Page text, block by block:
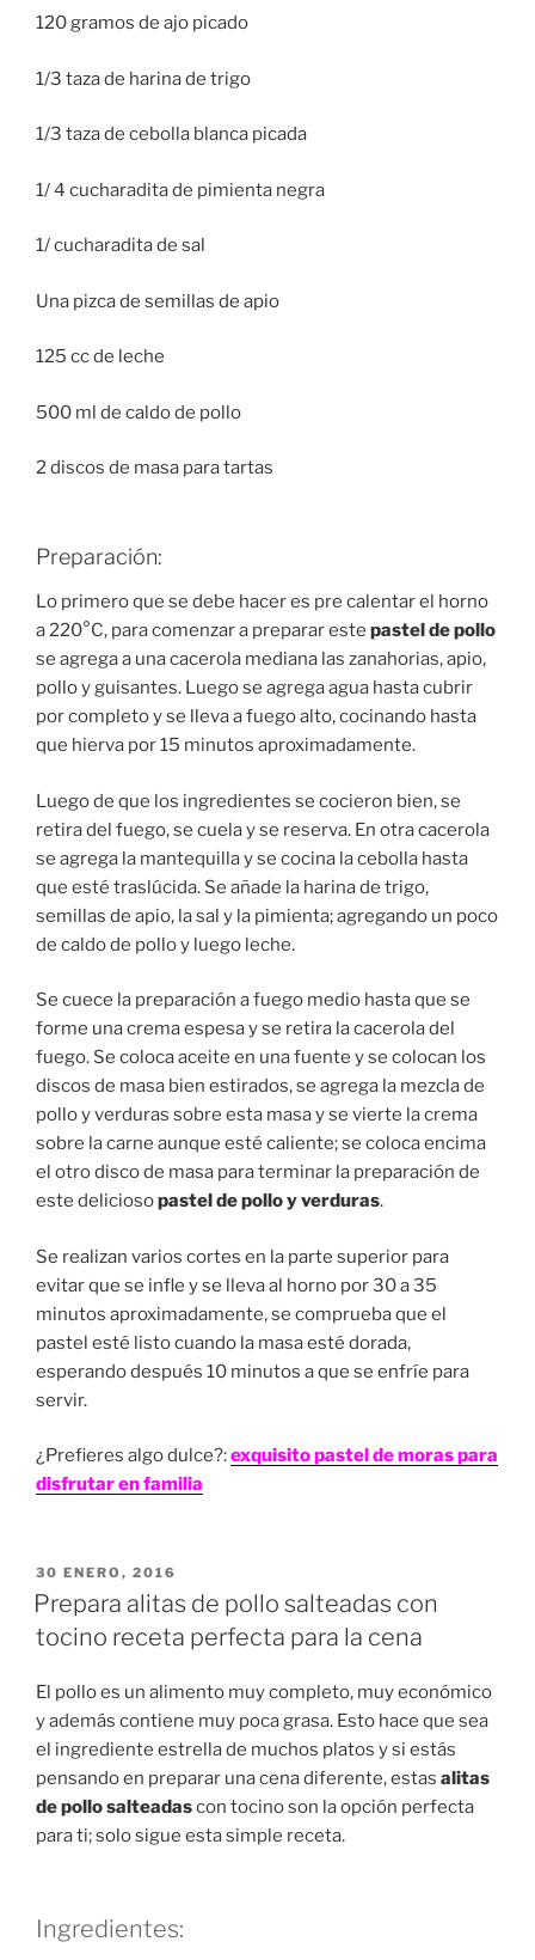
120 gramos de ajo picado
1/3 taza de harina de trigo
1/3 taza de cebolla blanca picada
1/ 4 cucharadita de pimienta negra
1/ cucharadita de sal
Una pizca de semillas de apio
125 cc de leche
500 ml de caldo de pollo
2 discos de masa para tartas
Preparación:
Lo primero que se debe hacer es pre calentar el horno
a 220°C, para comenzar a preparar este pastel de pollo
se agrega a una cacerola mediana las zanahorias, apio,
pollo y guisantes. Luego se agrega agua hasta cubrir
por completo y se lleva a fuego alto, cocinando hasta
que hierva por 15 minutos aproximadamente.
Luego de que los ingredientes se cocieron bien, se
retira del fuego, se cuela y se reserva. En otra cacerola
se agrega la mantequilla y se cocina la cebolla hasta
que esté traslúcida. Se añade la harina de trigo,
semillas de apio, la sal y la pimienta; agregando un poco
de caldo de pollo y luego leche.
Se cuece la preparación a fuego medio hasta que se
forme una crema espesa y se retira la cacerola del
fuego. Se coloca aceite en una fuente y se colocan los
discos de masa bien estirados, se agrega la mezcla de
pollo y verduras sobre esta masa y se vierte la crema
sobre la carne aunque esté caliente; se coloca encima
el otro disco de masa para terminar la preparación de
este deliciosopastel de pollo y verduras.
Se realizan varios cortes en la parte superior para
evitar que se infle y se lleva al horno por 30 a 35
minutos aproximadamente, se comprueba que el
pastel esté listo cuando la masa esté dorada,
esperando después 10 minutos a que se enfríe para
servir.
¿Prefieres algo dulce?:exquisito pastel de moras para
disfrutar en familia
PUBLICADO
EN
30 ENERO, 2016
Prepara alitas de pollo salteadas con
tocino receta perfecta para la cena
El pollo es un alimento muy completo, muy económico
y además contiene muy poca grasa. Esto hace que sea
el ingrediente estrella de muchos platos y si estás
pensando en preparar una cena diferente, estas alitas
de pollo salteadascon tocino son la opción perfecta
para ti; solo sigue esta simple receta.
Ingredientes: